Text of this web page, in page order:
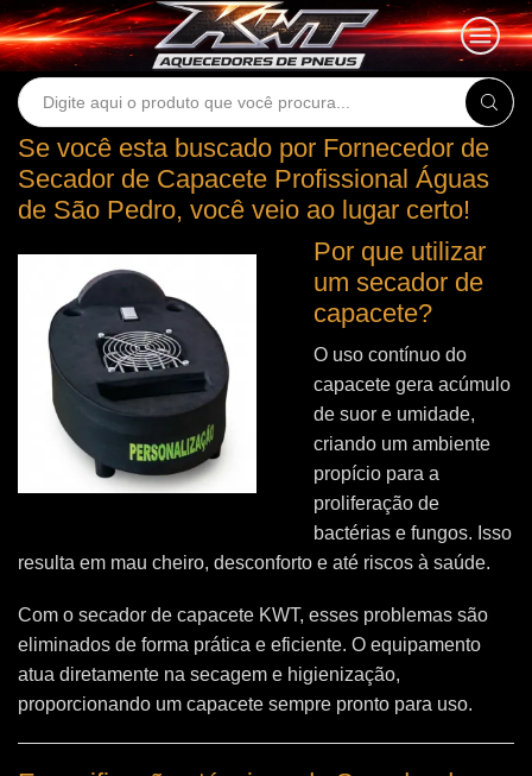
Search
Se você esta buscado por Fornecedor de
Secador de Capacete Profissional Águas
de São Pedro, você veio ao lugar certo!
Por que utilizar
um secador de
capacete?
O uso contínuo do
capacete gera acúmulo
de suor e umidade,
criando um ambiente
propício para a
proliferação de
bactérias e fungos. Isso
resulta em mau cheiro, desconforto e até riscos à saúde.
Com o secador de capacete KWT, esses problemas são
eliminados de forma prática e eficiente. O equipamento
atua diretamente na secagem e higienização,
proporcionando um capacete sempre pronto para uso.